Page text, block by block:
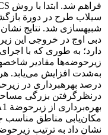
دبی اوج در خروجی این
دارد؛ به طوری که با
درنظرگرفتن بزرگی
مکان‌یابی مناطق مناسب